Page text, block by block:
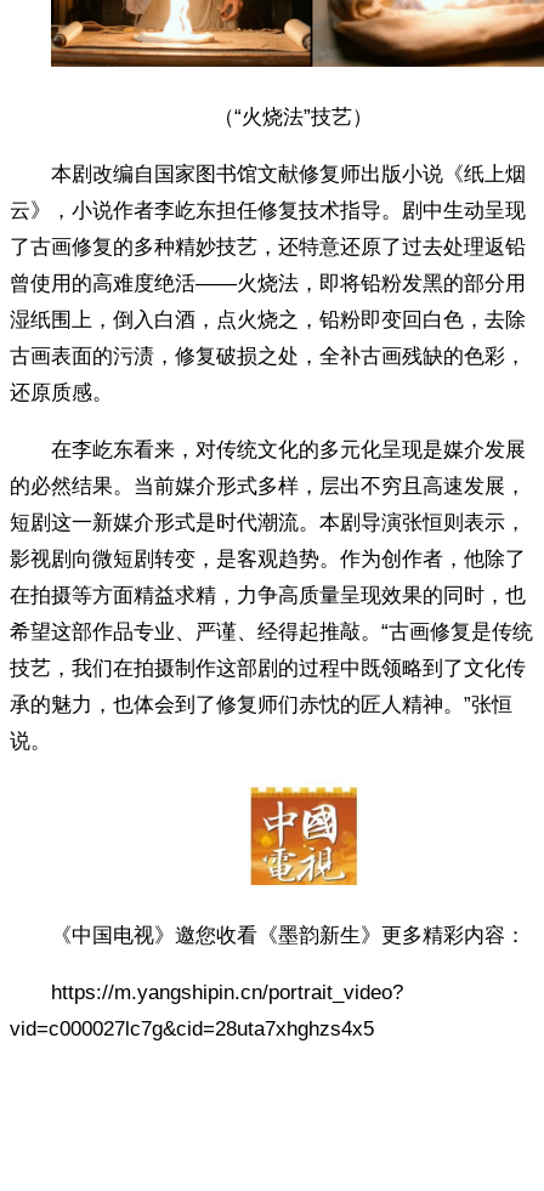
（“火烧法”技艺）
本剧改编自国家图书馆文献修复师出版小说《纸上烟
云》，小说作者李屹东担任修复技术指导。剧中生动呈现
了古画修复的多种精妙技艺，还特意还原了过去处理返铅
曾使用的高难度绝活——火烧法，即将铅粉发黑的部分用
湿纸围上，倒入白酒，点火烧之，铅粉即变回白色，去除
古画表面的污渍，修复破损之处，全补古画残缺的色彩，
还原质感。
在李屹东看来，对传统文化的多元化呈现是媒介发展
的必然结果。当前媒介形式多样，层出不穷且高速发展，
短剧这一新媒介形式是时代潮流。本剧导演张恒则表示，
影视剧向微短剧转变，是客观趋势。作为创作者，他除了
在拍摄等方面精益求精，力争高质量呈现效果的同时，也
希望这部作品专业、严谨、经得起推敲。“古画修复是传统
技艺，我们在拍摄制作这部剧的过程中既领略到了文化传
承的魅力，也体会到了修复师们赤忱的匠人精神。”张恒
说。
《中国电视》邀您收看《墨韵新生》更多精彩内容：
https://m.yangshipin.cn/portrait_video?
vid=c000027lc7g&cid=28uta7xhghzs4x5